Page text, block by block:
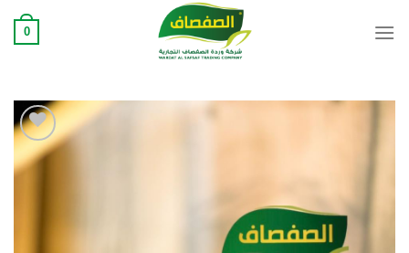
0
Add to
wishlist